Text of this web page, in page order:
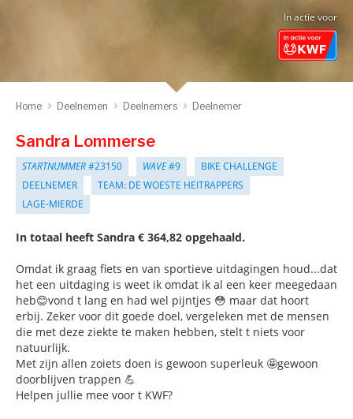
In actie voor
Home Deelnemen Deelnemers Deelnemer
Sandra Lommerse
STARTNUMMER#23150 WAVE#9
BIKE CHALLENGE
DEELNEMER
TEAM: DE WOESTE HEITRAPPERS
LAGE-MIERDE
In totaal heeft Sandra € 364,82 opgehaald.
Omdat ik graag fiets en van sportieve uitdagingen houd...dat
het een uitdaging is weet ik omdat ik al een keer meegedaan
heb😊vond t lang en had wel pijntjes 😳 maar dat hoort
erbij. Zeker voor dit goede doel, vergeleken met de mensen
die met deze ziekte te maken hebben, stelt t niets voor
natuurlijk.
Met zijn allen zoiets doen is gewoon superleuk 🤩gewoon
doorblijven trappen 💪
Helpen jullie mee voor t KWF?